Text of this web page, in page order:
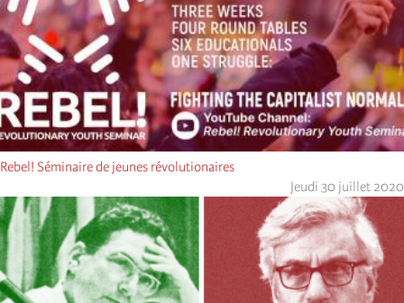
Rebel! Séminaire de jeunes révolutionaires
Jeudi 30 juillet 2020